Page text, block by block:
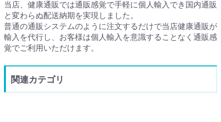
当店、健康通販では通販感覚で手軽に個人輸入でき国内通販
と変わらぬ配送納期を実現しました。
普通の通販システムのように注文するだけで当店健康通販が
輸入を代行し、お客様は個人輸入を意識することなく通販感
覚でご利用いただけます。
関連カテゴリ